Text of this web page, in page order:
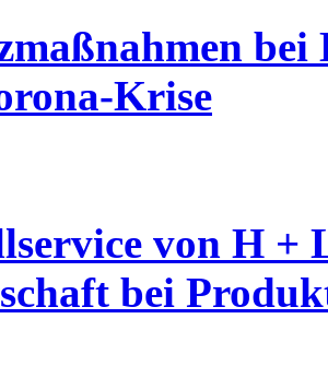
Krise
von H +
bei